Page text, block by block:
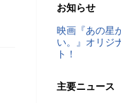
お知らせ
映画『あの星
い。』オリジ
ト！
主要ニュース